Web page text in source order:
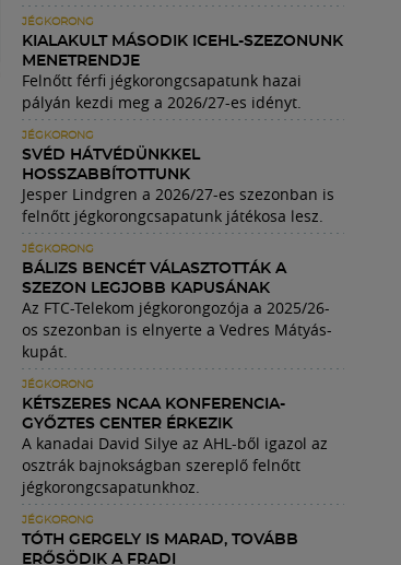
JÉGKORONG
KIALAKULT MÁSODIK ICEHL-SZEZONUNK
MENETRENDJE
Felnőtt férfi jégkorongcsapatunk hazai
pályán kezdi meg a 2026/27-es idényt.
JÉGKORONG
SVÉD HÁTVÉDÜNKKEL
HOSSZABBÍTOTTUNK
Jesper Lindgren a 2026/27-es szezonban is
felnőtt jégkorongcsapatunk játékosa lesz.
JÉGKORONG
BÁLIZS BENCÉT VÁLASZTOTTÁK A
SZEZON LEGJOBB KAPUSÁNAK
Az FTC-Telekom jégkorongozója a 2025/26-
os szezonban is elnyerte a Vedres Mátyás-
kupát.
JÉGKORONG
KÉTSZERES NCAA KONFERENCIA-
GYŐZTES CENTER ÉRKEZIK
A kanadai David Silye az AHL-ből igazol az
osztrák bajnokságban szereplő felnőtt
jégkorongcsapatunkhoz.
JÉGKORONG
TÓTH GERGELY IS MARAD, TOVÁBB
ERŐSÖDIK A FRADI